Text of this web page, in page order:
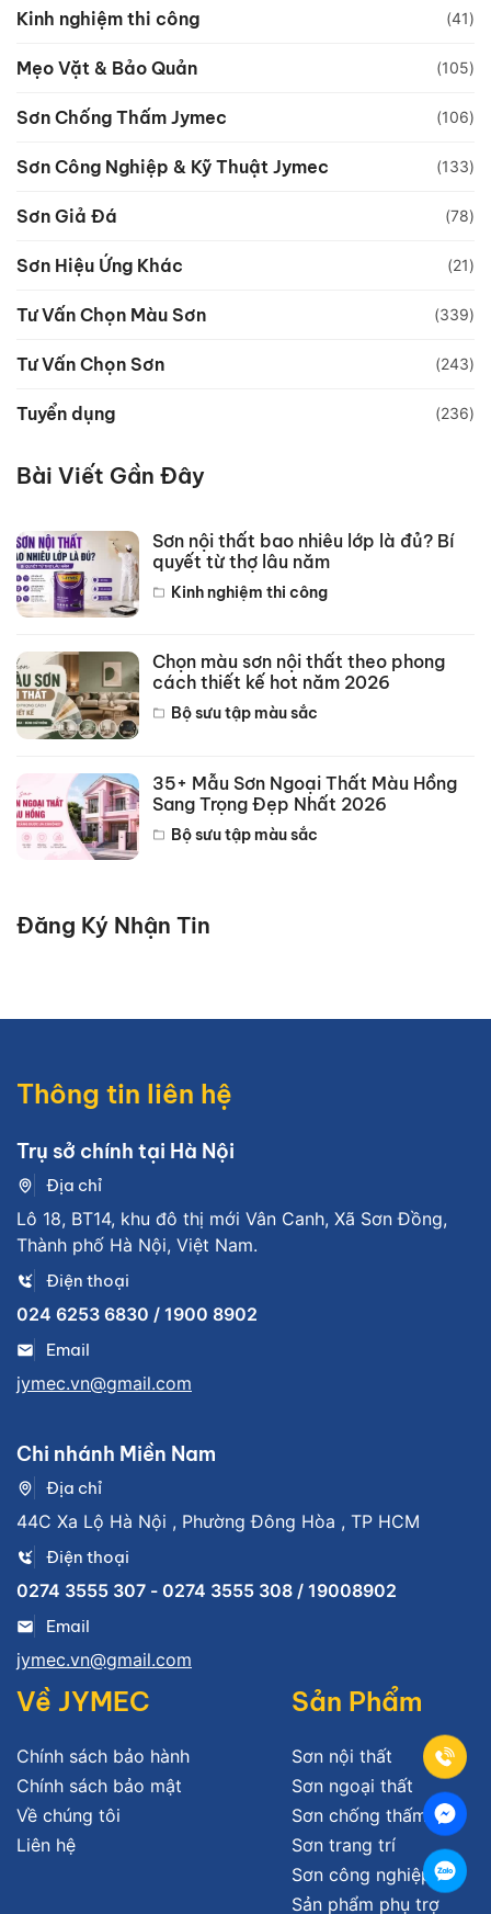
Kinh nghiệm thi công (41)
Mẹo Vặt & Bảo Quản (105)
Sơn Chống Thấm Jymec (106)
Sơn Công Nghiệp & Kỹ Thuật Jymec (133)
Sơn Giả Đá (78)
Sơn Hiệu Ứng Khác (21)
Tư Vấn Chọn Màu Sơn (339)
Tư Vấn Chọn Sơn (243)
Tuyển dụng (236)
Bài Viết Gần Đây
Sơn nội thất bao nhiêu lớp là đủ? Bí
quyết từ thợ lâu năm
Kinh nghiệm thi công
Chọn màu sơn nội thất theo phong
cách thiết kế hot năm 2026
Bộ sưu tập màu sắc
35+ Mẫu Sơn Ngoại Thất Màu Hồng
Sang Trọng Đẹp Nhất 2026
Bộ sưu tập màu sắc
Đăng Ký Nhận Tin
Thông tin liên hệ
Trụ sở chính tại Hà Nội
Địa chỉ
Lô 18, BT14, khu đô thị mới Vân Canh, Xã Sơn Đồng,
Thành phố Hà Nội, Việt Nam.
Điện thoại
024 6253 6830 / 1900 8902
Email
jymec.vn@gmail.com
Chi nhánh Miền Nam
Địa chỉ
44C Xa Lộ Hà Nội , Phường Đông Hòa , TP HCM
Điện thoại
0274 3555 307 - 0274 3555 308 / 19008902
Email
jymec.vn@gmail.com
Về JYMEC
Chính sách bảo hành
Chính sách bảo mật
Về chúng tôi
Liên hệ
Sản Phẩm
Sơn nội thất
Sơn ngoại thất
Sơn chống thấm
Sơn trang trí
Sơn công nghiệp
Sản phẩm phụ trợ